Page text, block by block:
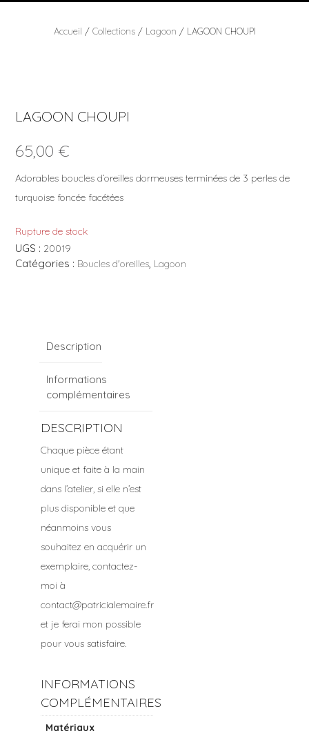
Accueil / Collections/ Lagoon / LAGOON CHOUPI
LAGOON CHOUPI
65,00 €
Adorables boucles d’oreilles dormeuses terminées de 3 perles de
turquoise foncée facétées
Rupture de stock
UGS : 20019
Catégories : Boucles d'oreilles, Lagoon
Description
Informations
complémentaires
DESCRIPTION
Chaque pièce étant
unique et faite à la main
dans l’atelier, si elle n’est
plus disponible et que
néanmoins vous
souhaitez en acquérir un
exemplaire, contactez-
moi à
contact@patricialemaire.fr
et je ferai mon possible
pour vous satisfaire.
INFORMATIONS
COMPLÉMENTAIRES
Matériaux